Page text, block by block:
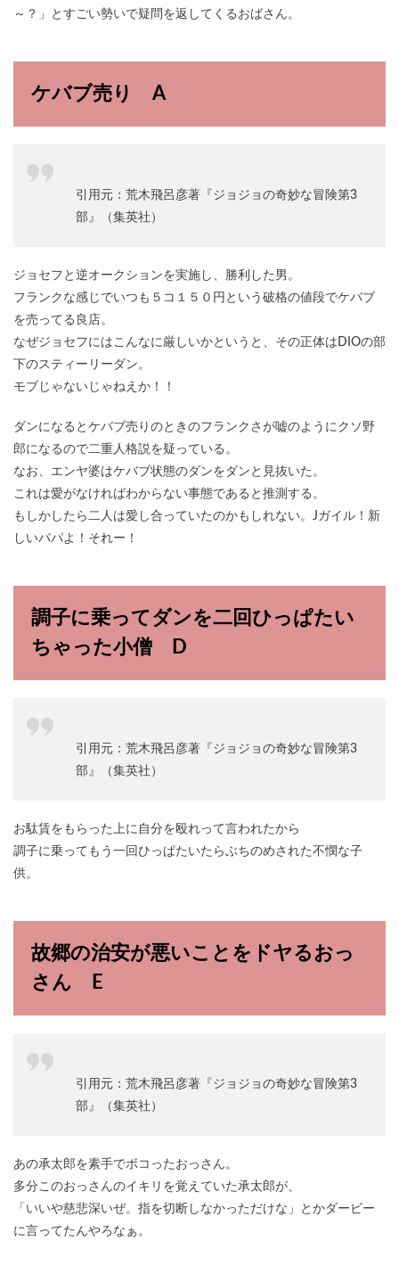
～？」とすごい勢いで疑問を返してくるおばさん。
ケバブ売り A
引用元：荒木飛呂彦著『ジョジョの奇妙な冒険第3
部』（集英社）
ジョセフと逆オークションを実施し、勝利した男。
フランクな感じでいつも５コ１５０円という破格の値段でケバブ
を売ってる良店。
なぜジョセフにはこんなに厳しいかというと、その正体はDIOの部
下のスティーリーダン。
モブじゃないじゃねえか！！
ダンになるとケバブ売りのときのフランクさが嘘のようにクソ野
郎になるので二重人格説を疑っている。
なお、エンヤ婆はケバブ状態のダンをダンと見抜いた。
これは愛がなければわからない事態であると推測する。
もしかしたら二人は愛し合っていたのかもしれない。Jガイル！新
しいパパよ！それー！
調子に乗ってダンを二回ひっぱたい
ちゃった小僧 D
引用元：荒木飛呂彦著『ジョジョの奇妙な冒険第3
部』（集英社）
お駄賃をもらった上に自分を殴れって言われたから
調子に乗ってもう一回ひっぱたいたらぶちのめされた不憫な子
供。
故郷の治安が悪いことをドヤるおっ
さん E
引用元：荒木飛呂彦著『ジョジョの奇妙な冒険第3
部』（集英社）
あの承太郎を素手でボコったおっさん。
多分このおっさんのイキリを覚えていた承太郎が、
「いいや慈悲深いぜ。指を切断しなかっただけな」とかダービー
に言ってたんやろなぁ。